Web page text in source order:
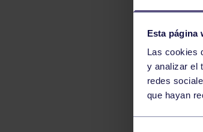
Esta página
Las cookies
y analizar el
redes
que hayan
NATACIÓN
ORFEÓN
PÁDEL
PELOTA